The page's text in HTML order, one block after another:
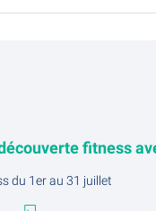
fitness
du 1er au 31 juillet